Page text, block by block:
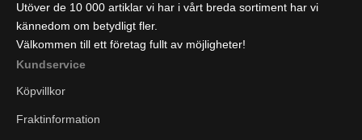
Utöver de 10 000 artiklar vi har i vårt breda sortiment har vi
kännedom om betydligt fler.
Välkommen till ett företag fullt av möjligheter!
Kundservice
Köpvillkor
Fraktinformation